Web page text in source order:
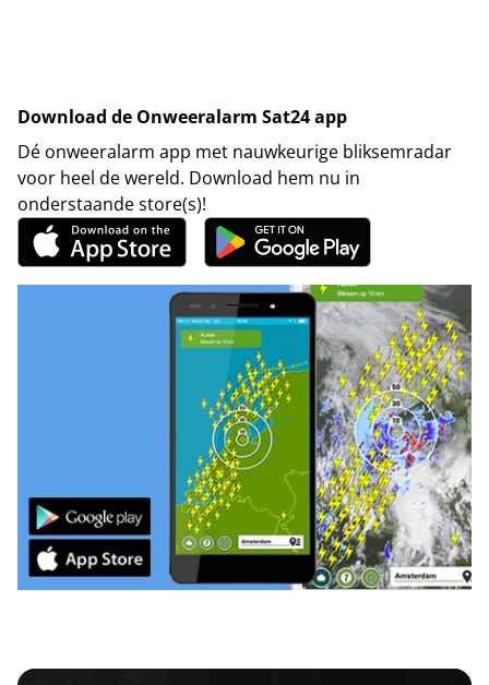
Download de Onweeralarm Sat24 app
Dé onweeralarm app met nauwkeurige bliksemradar
voor heel de wereld. Download hem nu in
onderstaande store(s)!